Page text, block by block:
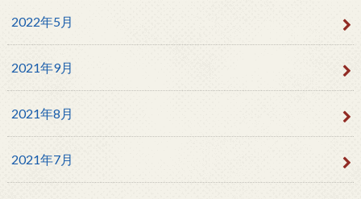
2022年5月
2021年9月
2021年8月
2021年7月